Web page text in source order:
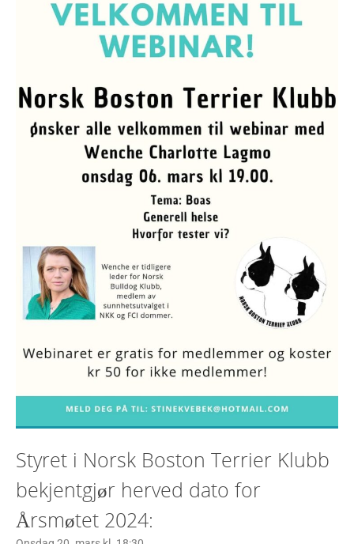
Styret i Norsk Boston Terrier Klubb
bekjentgjør herved dato for
Årsmøtet 2024: